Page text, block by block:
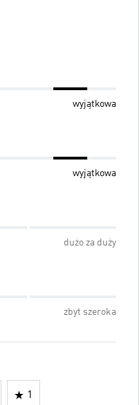
wyjątkowa
wyjątkowa
dużo za duży
zbyt szeroka
1